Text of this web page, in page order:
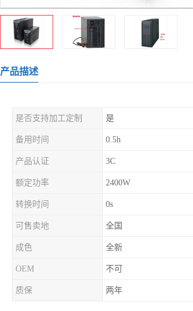
产品描述
是否支持加工定制 是
备用时间 0.5h
产品认证 3C
额定功率 2400W
转换时间 0s
可售卖地 全国
成色 全新
OEM 不可
质保 两年